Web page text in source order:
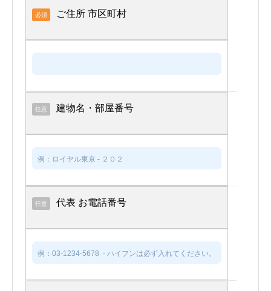
必須 ご住所 市区町村
任意 建物名・部屋番号
任意 代表 お電話番号